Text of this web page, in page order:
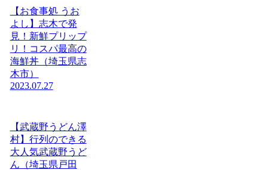
【お食事処 うお
よし】志木で発
見！新鮮プリップ
リ！コスパ最高の
海鮮丼（埼玉県志
木市）
2023.07.27
【武蔵野うどん澤
村】行列のできる
大人気武蔵野うど
ん（埼玉県戸田